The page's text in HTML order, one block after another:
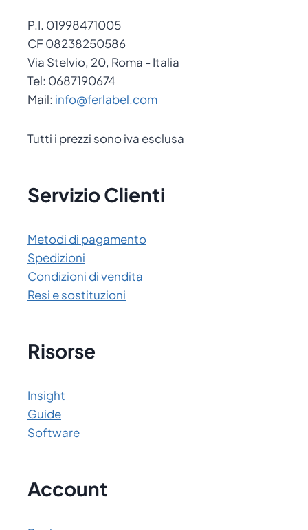
P.I. 01998471005
CF 08238250586
Via Stelvio, 20, Roma - Italia
Tel: 0687190674
Mail: info@ferlabel.com
Tutti i prezzi sono iva esclusa
Servizio Clienti
Metodi di pagamento
Spedizioni
Condizioni di vendita
Resi e sostituzioni
Risorse
Insight
Guide
Software
Account